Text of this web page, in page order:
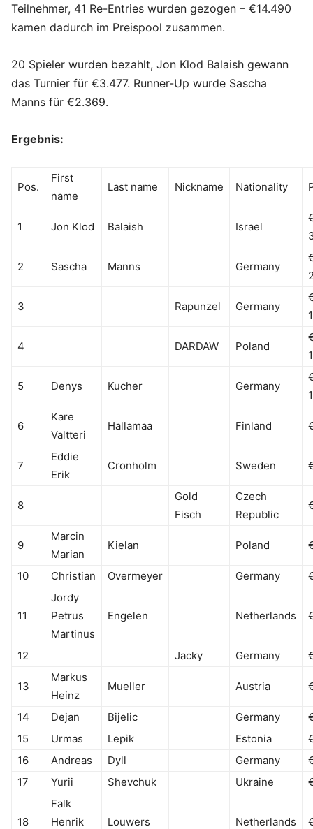
Teilnehmer, 41 Re-Entries wurden gezogen – €14.490
kamen dadurch im Preispool zusammen.
20 Spieler wurden bezahlt, Jon Klod Balaish gewann
das Turnier für €3.477. Runner-Up wurde Sascha
Manns für €2.369.
Ergebnis:
Pos.
First
name
Last name Nickname Nationality
1 Jon Klod Balaish Israel
2 Sascha Manns Germany
3 Rapunzel Germany
4 DARDAW Poland
5 Denys Kucher Germany
6
Kare
Valtteri
Hallamaa Finland
7
Eddie
Erik
Cronholm Sweden
8
Gold
Fisch
Czech
Republic
9
Marcin
Marian
Kielan Poland
10 Christian Overmeyer Germany
11
Jordy
Petrus
Martinus
Engelen Netherlands
12 Jacky Germany
13
Markus
Heinz
Mueller Austria
14 Dejan Bijelic Germany
15
Urmas Lepik Estonia
16
Andreas Dyll Germany
17
Yurii Shevchuk Ukraine
18
Falk
Henrik
Louwers Netherlands